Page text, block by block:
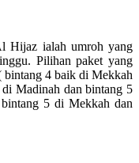
Hijaz ialah umroh yang
Pilihan paket yang
bintang 4 baik di Mekkah
Madinah dan bintang 5
5 di Mekkah dan